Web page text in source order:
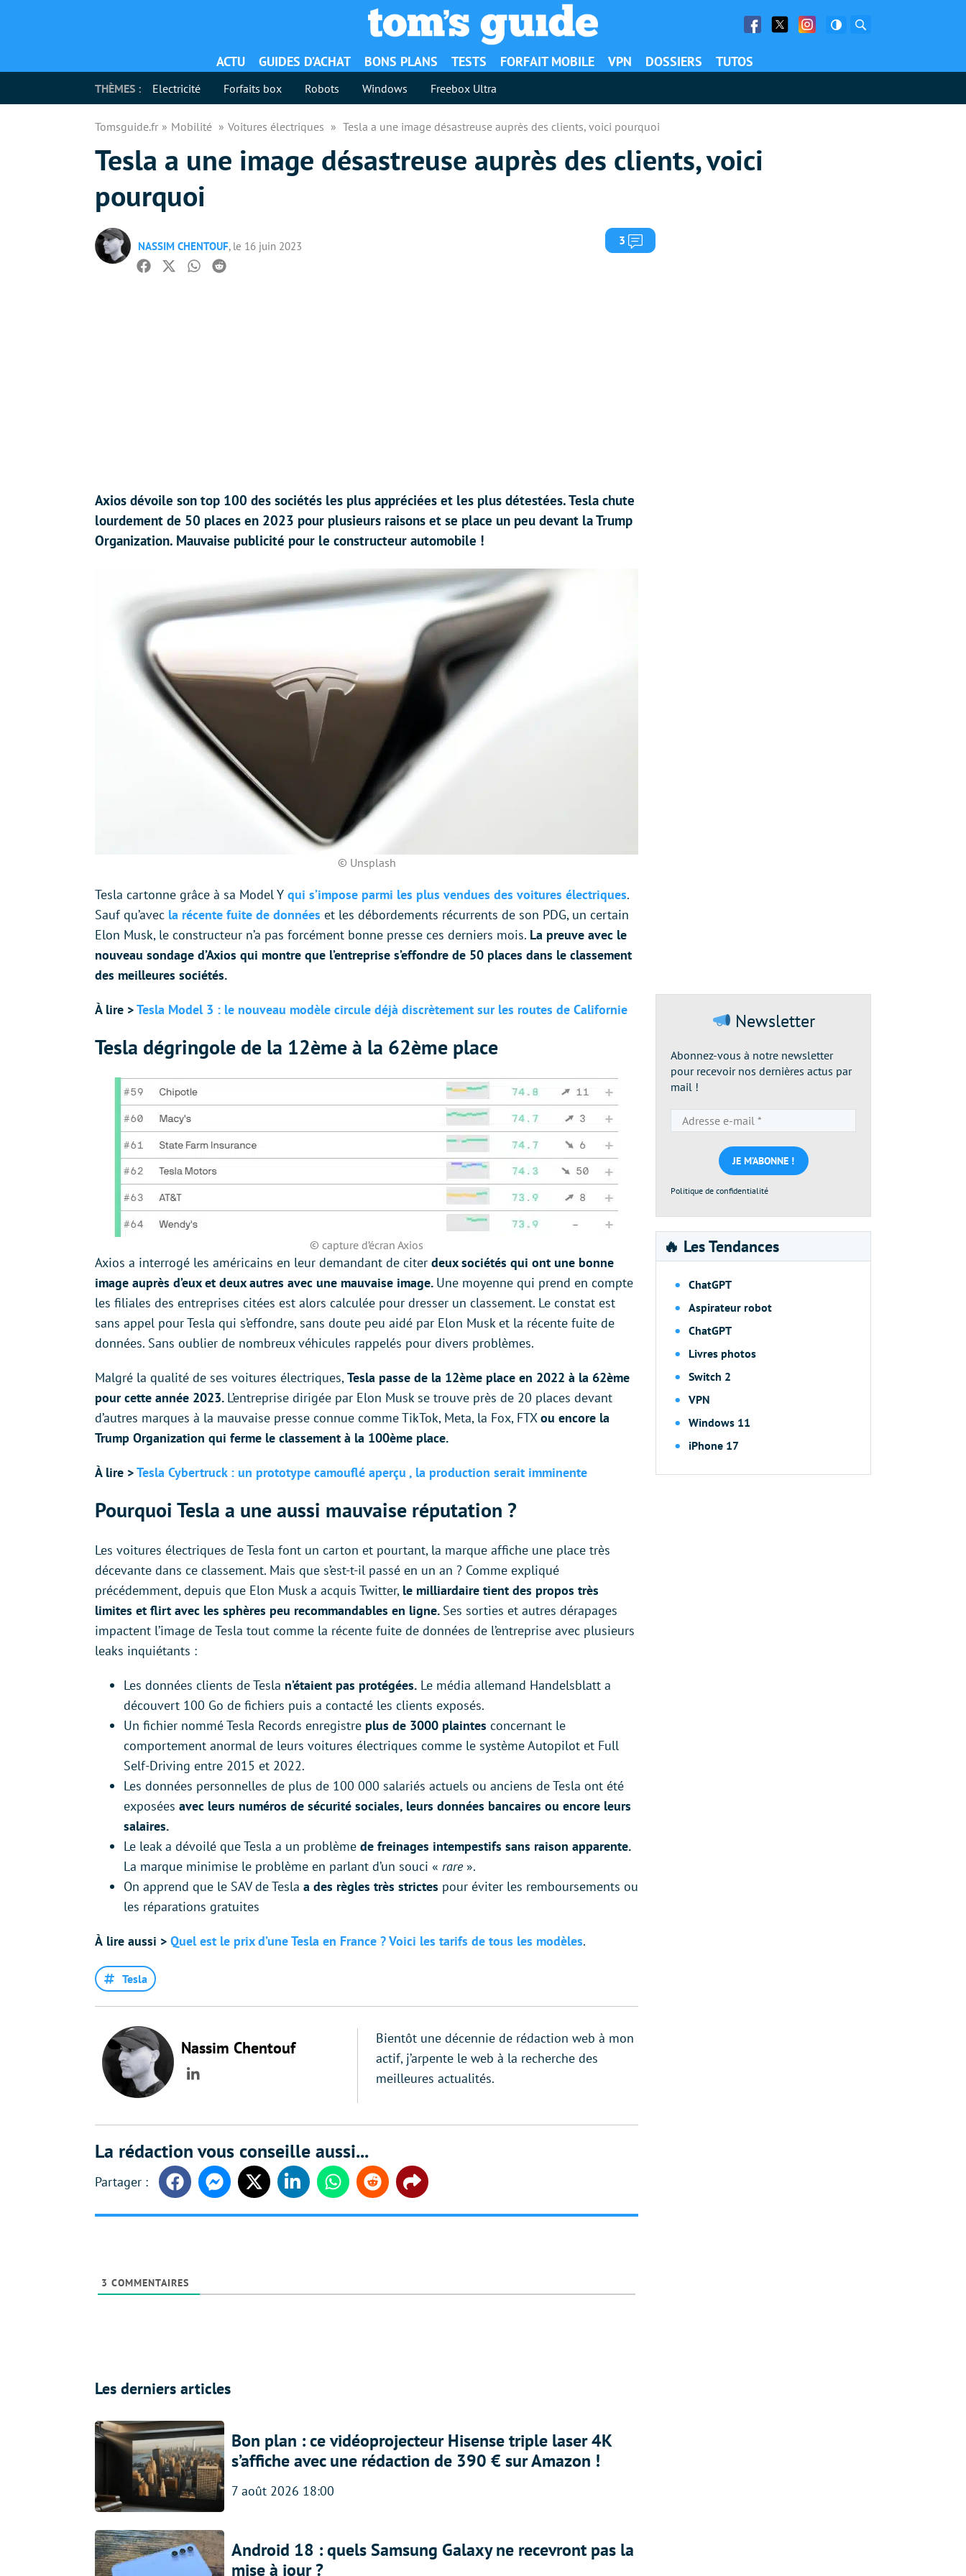
Facebook
Twitter Facebook
ACTU GUIDES D’ACHAT BONS PLANS TESTS FORFAIT MOBILE VPN DOSSIERS TUTOS
THÈMES : Electricité Forfaits box Robots Windows Freebox Ultra
Tomsguide.fr Mobilité Voitures électriques Tesla a une image désastreuse auprès des clients, voici pourquoi
Tesla a une image désastreuse auprès des clients, voici
pourquoi
NASSIM CHENTOUF, le 16 juin 2023 3 Commentaires
Facebook
TwitterWhatsapp
Reddit
Axios dévoile son top 100 des sociétés les plus appréciées et les plus détestées. Tesla chute
lourdement de 50 places en 2023 pour plusieurs raisons et se place un peu devant la Trump
Organization. Mauvaise publicité pour le constructeur automobile !
© Unsplash
Tesla cartonne grâce à sa Model Y qui s’impose parmi les plus vendues des voitures électriques.
Sauf qu’avec la récente fuite de données et les débordements récurrents de son PDG, un certain
Elon Musk, le constructeur n’a pas forcément bonne presse ces derniers mois. La preuve avec le
nouveau sondage d’Axios qui montre que l’entreprise s’effondre de 50 places dans le classement
des meilleures sociétés.
À lire >Tesla Model 3 : le nouveau modèle circule déjà discrètement sur les routes de Californie
Tesla dégringole de la 12ème à la 62ème place
© capture d’écran Axios
Axios a interrogé les américains en leur demandant de citer deux sociétés qui ont une bonne
image auprès d’eux et deux autres avec une mauvaise image. Une moyenne qui prend en compte
les filiales des entreprises citées est alors calculée pour dresser un classement. Le constat est
sans appel pour Tesla qui s’effondre, sans doute peu aidé par Elon Musk et la récente fuite de
données. Sans oublier de nombreux véhicules rappelés pour divers problèmes.
Malgré la qualité de ses voitures électriques, Tesla passe de la 12ème place en 2022 à la 62ème
pour cette année 2023. L’entreprise dirigée par Elon Musk se trouve près de 20 places devant
d’autres marques à la mauvaise presse connue comme TikTok, Meta, la Fox, FTXou encore la
Trump Organization qui ferme le classement à la 100ème place.
À lire >Tesla Cybertruck : un prototype camouflé aperçu , la production serait imminente
Pourquoi Tesla a une aussi mauvaise réputation ?
Les voitures électriques de Tesla font un carton et pourtant, la marque affiche une place très
décevante dans ce classement. Mais que s’est-t-il passé en un an ? Comme expliqué
précédemment, depuis que Elon Musk a acquis Twitter, le milliardaire tient des propos très
limites et flirt avec les sphères peu recommandables en ligne. Ses sorties et autres dérapages
impactent l’image de Tesla tout comme la récente fuite de données de l’entreprise avec plusieurs
leaks inquiétants :
Les données clients de Tesla n’étaient pas protégées. Le média allemand Handelsblatt a
découvert 100 Go de fichiers puis a contacté les clients exposés.
Un fichier nommé Tesla Records enregistre plus de 3000 plaintes concernant le
comportement anormal de leurs voitures électriques comme le système Autopilot et Full
Self-Driving entre 2015 et 2022.
Les données personnelles de plus de 100 000 salariés actuels ou anciens de Tesla ont été
exposées avec leurs numéros de sécurité sociales, leurs données bancaires ou encore leurs
salaires.
Le leak a dévoilé que Tesla a un problème de freinages intempestifs sans raison apparente.
La marque minimise le problème en parlant d’un souci « rare ».
On apprend que le SAV de Tesla a des règles très strictes pour éviter les remboursements ou
les réparations gratuites
À lire aussi > Quel est le prix d’une Tesla en France ? Voici les tarifs de tous les modèles.
Tesla
Nassim Chentouf
LinkedIn
Bientôt une décennie de rédaction web à mon
actif, j’arpente le web à la recherche des
meilleures actualités.
La rédaction vous conseille aussi...
FacebookMessengerTwitter LinkedinWhatsappReddit Share
3 COMMENTAIRES
Les derniers articles
Bon plan : ce vidéoprojecteur Hisense triple laser 4K
s’affiche avec une rédaction de 390 € sur Amazon !
7 août 2026 18:00
Android 18 : quels Samsung Galaxy ne recevront pas la
mise à jour ?
Newsletter
Abonnez-vous à notre newsletter
pour recevoir nos dernières actus par
mail !
e-
mail
*
Politique de confidentialité
🔥 Les Tendances
ChatGPT
Aspirateur robot
ChatGPT
Livres photos
Switch 2
VPN
Windows 11
iPhone 17